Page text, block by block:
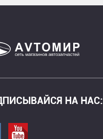
НА НАС:
Перейти в вк